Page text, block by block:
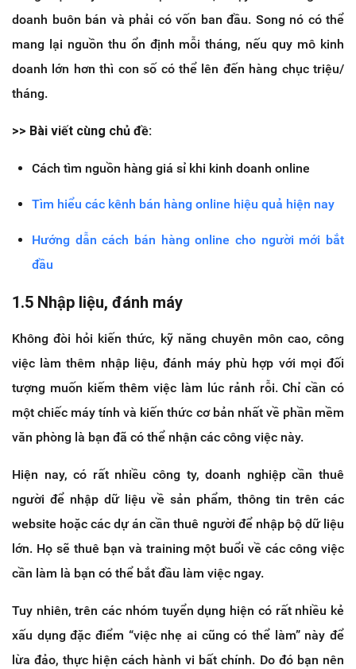
doanh buôn bán và phải có vốn ban đầu. Song nó có thể
mang lại nguồn thu ổn định mỗi tháng, nếu quy mô kinh
doanh lớn hơn thì con số có thể lên đến hàng chục triệu/
tháng.
>> Bài viết cùng chủ đề:
Cách tìm nguồn hàng giá sỉ khi kinh doanh online
Tìm hiểu các kênh bán hàng online hiệu quả hiện nay
Hướng dẫn cách bán hàng online cho người mới bắt
đầu
1.5 Nhập liệu, đánh máy
Không đòi hỏi kiến thức, kỹ năng chuyên môn cao, công
việc làm thêm nhập liệu, đánh máy phù hợp với mọi đối
tượng muốn kiếm thêm việc làm lúc rảnh rỗi. Chỉ cần có
một chiếc máy tính và kiến thức cơ bản nhất về phần mềm
văn phòng là bạn đã có thể nhận các công việc này.
Hiện nay, có rất nhiều công ty, doanh nghiệp cần thuê
người để nhập dữ liệu về sản phẩm, thông tin trên các
website hoặc các dự án cần thuê người để nhập bộ dữ liệu
lớn. Họ sẽ thuê bạn và training một buổi về các công việc
cần làm là bạn có thể bắt đầu làm việc ngay.
Tuy nhiên, trên các nhóm tuyển dụng hiện có rất nhiều kẻ
xấu dụng đặc điểm “việc nhẹ ai cũng có thể làm” này để
lừa đảo, thực hiện cách hành vi bất chính. Do đó bạn nên